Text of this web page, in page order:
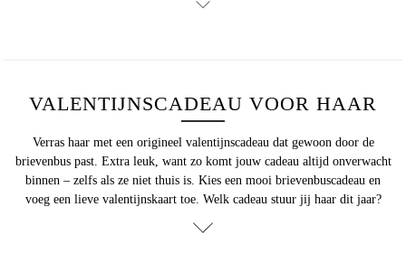
VALENTIJNSCADEAU VOOR HAAR
Verras haar met een origineel valentijnscadeau dat gewoon door de
brievenbus past. Extra leuk, want zo komt jouw cadeau altijd onverwacht
binnen – zelfs als ze niet thuis is. Kies een mooi brievenbuscadeau en
voeg een lieve valentijnskaart toe. Welk cadeau stuur jij haar dit jaar?